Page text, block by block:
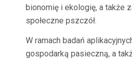
bionomię i ekologię, a także
społeczne pszczół.
W ramach badań
gospodarką pasieczną, a